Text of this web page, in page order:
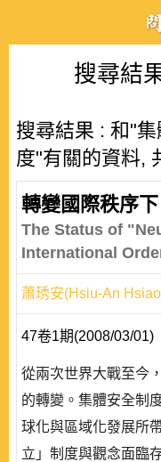
搜尋結
搜尋結果 : 和"集
度"有關的資料,
轉變國際秩序
The Status of
International
蕭琇安(Hsiu-An
47卷1期(2008/03/01)
從兩次世界大戰至今
的轉變。集體安全制
球化與區域化發展所
立」制度與觀念面臨